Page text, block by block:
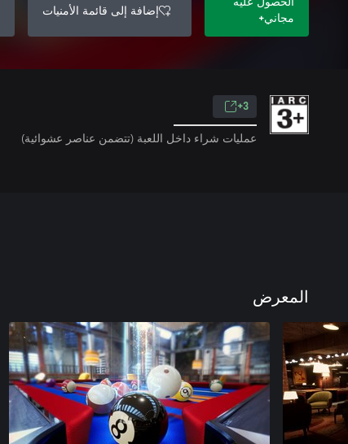
الحصول عليه
مجاني+
إضافة إلى قائمة الأمنيات
3+
عمليات شراء داخل اللعبة (تتضمن عناصر عشوائية)
المعرض